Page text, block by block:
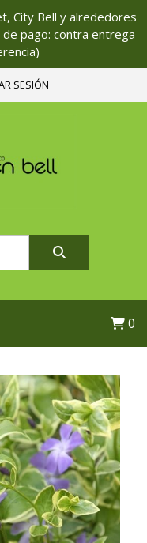
City Bell y alrededores
pago: contra entrega
SESIÓN
0